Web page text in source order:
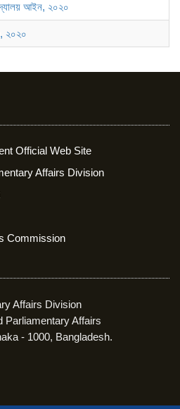
আইন, ২০২০
২০২০
Official Web Site
Affairs Division
Commission
Affairs Division
Parliamentary Affairs
- 1000, Bangladesh.